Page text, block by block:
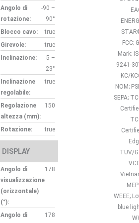
Angolo di
rotazione:
-90 –
90°
Blocco cavo:
true
Girevole:
true
Inclinazione:
-5 –
23°
Inclinazione
regolabile:
true
Regolazione
altezza (mm):
150
Rotazione: true
DISPLAY
Angolo di
visualizzazione
(orizzontale)
(°):
178
Angolo di
178
FCC;
Mark;
9241-
KC/
NOM;
SEPA;
TUV/
WEEE;
blue